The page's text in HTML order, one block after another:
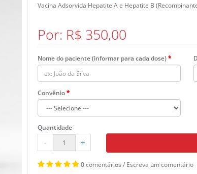
Vacina Adsorvida Hepatite A e Hepatite B
Por: R$ 350,00
Nome do paciente (informar para cada dose)
Convênio
Quantidade
- +
0 comentários / Escreva um comentário